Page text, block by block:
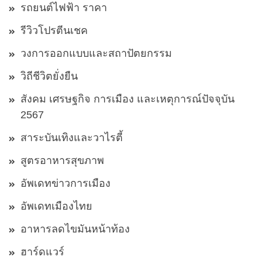
รถยนต์ไฟฟ้า ราคา
รีวิวโปรตีนเชค
วงการออกแบบและสถาปัตยกรรม
วิถีชีวิตยั่งยืน
สังคม เศรษฐกิจ การเมือง และเหตุการณ์ปัจจุบัน
2567
สาระบันเทิงและวาไรตี้
สูตรอาหารสุขภาพ
อัพเดทข่าวการเมือง
อัพเดทเมืองไทย
อาหารลดไขมันหน้าท้อง
ฮาร์ดแวร์